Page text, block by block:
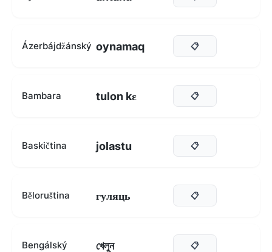
Ázerbájdžánský oynamaq 📋
Bambara tulon kɛ 📋
Baskičtina jolastu 📋
Běloruština гуляць 📋
Bengálský খেলুন 📋